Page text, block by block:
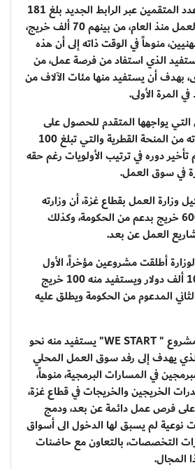
وأشار الغصين إلى أن عدد المتقمين عبر الرابط الجديد بلغ 181
ألف طالب يبحون عن العمل منذ العام، من بينهم 70 ألف خريج،
منوهاً في الوقت ذاته إلى أن هذه
الذي استفاد من فرصة عمل، من
بهدف أن يستفيد منها مئات الآلاف من
المرة الأولى.
التي يواجهها المتقدم للحصول على
فرصة عمل، هو استفادته من المنحة القطرية والتي تبلغ 100
تأخير دوره في ترتيب الأولويات رغم حقه
في سوق العمل.
وزارة العمل بقطاع غزة، أن وزارته
تمكنت من تشغيل 6000 خريج بدعم من الحكومة، وكذلك
العمل عن بعد.
أطلقت مشروعين مؤخراً، الأول
بدعم خارجي بقيمة 100 ألف دولار ويستفيد منه 100 خريج
المدعوم من الحكومة ويطلق عليه
وأشار الغصين إلى أن مشروع " WE START" يستفيد منه نحو
يهدف إلى رفد سوق العمل المحلي
في المسارات البرمجية، منوهاً،
الخريجين والخريجات في قطاع غزة،
فرص عمل دائمة عن بعد، ودمج
لم يسبق لها الدخول الى أسواق
التخصصات، بالتعاون مع حاضنات
المجال.